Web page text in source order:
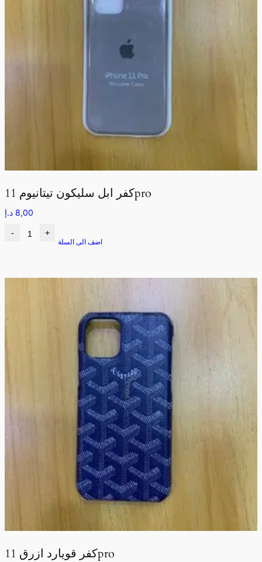
كفر ابل سليكون تيتانيوم 11pro
8,00 د.إ
- +
اضف الى السلة
كفر قويارد ازرق 11pro